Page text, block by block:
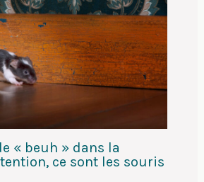
« beuh » dans la
ce sont les souris